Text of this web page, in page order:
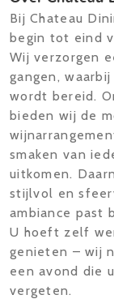
Bij Chateau
begin tot eind
Wij verzorgen
gangen,
wordt bereid.
bieden wij de
smaken van
uitkomen.
stijlvol en
ambiance past
U hoeft zelf
genieten – wij
een avond die
vergeten.